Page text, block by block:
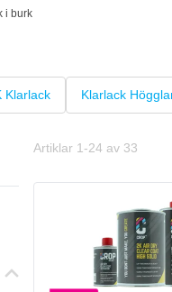
i burk
Klarlack Klarlack
Artiklar 1 -24 av 33